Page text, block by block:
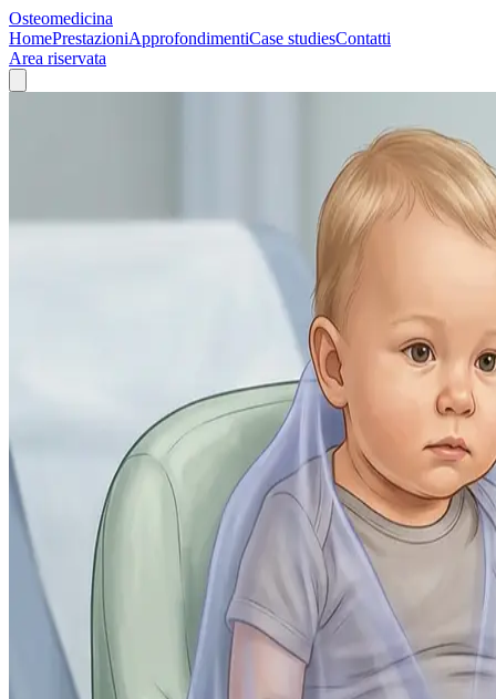
Osteomedicina
HomePrestazioniApprofondimentiCase studiesContatti
Area riservata